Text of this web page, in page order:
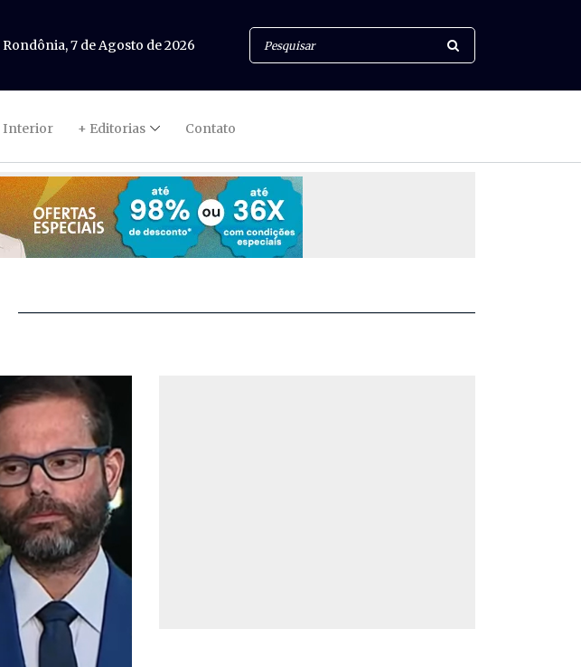
Rondônia, 7 de Agosto de 2026
Interior + Editorias Contato